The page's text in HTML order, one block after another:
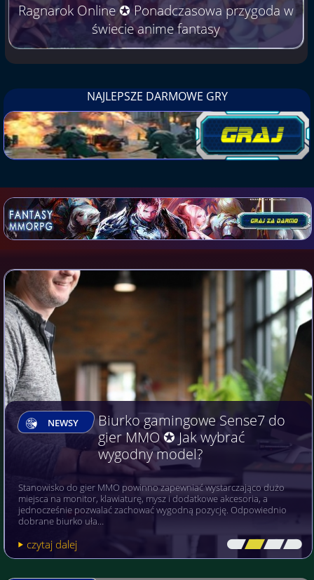
Ragnarok Online ✪ Ponadczasowa przygoda w
świecie anime fantasy
NAJLEPSZE DARMOWE GRY
NEWSY
Biurko gamingowe Sense7 do
gier MMO ✪ Jak wybrać
wygodny model?
Stanowisko do gier MMO powinno zapewniać wystarczająco dużo
miejsca na monitor, klawiaturę, mysz i dodatkowe akcesoria, a
jednocześnie pozwalać zachować wygodną pozycję. Odpowiednio
dobrane biurko uła…
czytaj dalej [\ \\ \\ \]